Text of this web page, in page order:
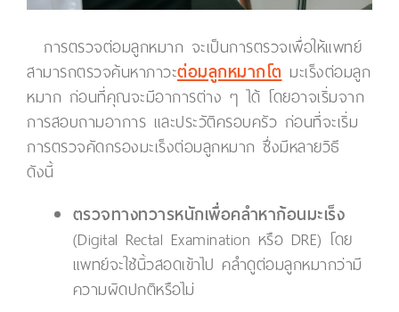
การตรวจต่อมลูกหมาก จะเป็นการตรวจเพื่อให้แพทย์
สามารถตรวจค้นหาภาวะต่อมลูกหมากโตมะเร็งต่อมลูก
หมาก ก่อนที่คุณจะมีอาการต่าง ๆ ได้ โดยอาจเริ่มจาก
การสอบถามอาการ และประวัติครอบครัว ก่อนที่จะเริ่ม
การตรวจคัดกรองมะเร็งต่อมลูกหมาก ซึ่งมีหลายวิธี
ดังนี้
ตรวจทางทวารหนักเพื่อคลำหาก้อนมะเร็ง
(Digital Rectal Examination หรือ DRE) โดย
แพทย์จะใช้นิ้วสอดเข้าไป คลำดูต่อมลูกหมากว่ามี
ความผิดปกติหรือไม่